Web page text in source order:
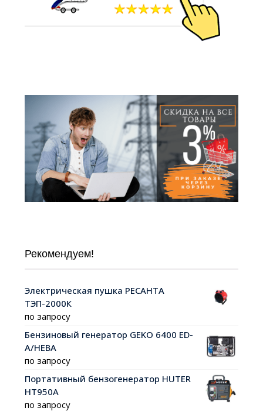
Рекомендуем!
Электрическая пушка РЕСАНТА
ТЭП-2000К
по запросу
Бензиновый генератор GEKO 6400 ED-
A/HEBA
по запросу
Портативный бензогенератор HUTER
HT950A
по запросу